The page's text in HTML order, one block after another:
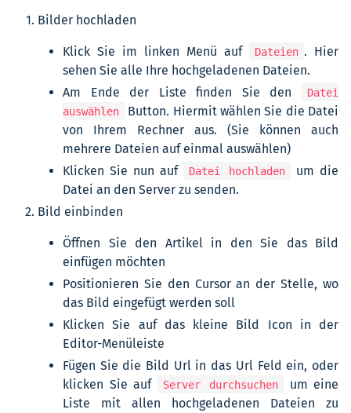
Bilder hochladen
Klick Sie im linken Menü auf Dateien . Hier
sehen Sie alle Ihre hochgeladenen Dateien.
Am Ende der Liste finden Sie den
Datei
auswählen
Button. Hiermit wählen Sie die Datei
von Ihrem Rechner aus. (Sie können auch
mehrere Dateien auf einmal auswählen)
Klicken Sie nun auf
Datei hochladen
um die
Datei an den Server zu senden.
Bild einbinden
Öffnen Sie den Artikel in den Sie das Bild
einfügen möchten
Positionieren Sie den Cursor an der Stelle, wo
das Bild eingefügt werden soll
Klicken Sie auf das kleine Bild Icon in der
Editor-Menüleiste
Fügen Sie die Bild Url in das Url Feld ein, oder
klicken Sie auf
Server durchsuchen
um eine
Liste mit allen hochgeladenen Dateien zu